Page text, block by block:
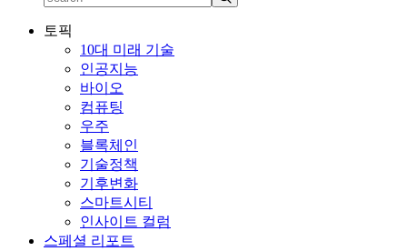
토픽
10대 미래 기술
인공지능
바이오
컴퓨팅
우주
블록체인
기술정책
기후변화
스마트시티
인사이트 컬럼
스페셜 리포트